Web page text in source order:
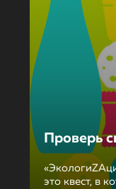
Проверь
это квест, в